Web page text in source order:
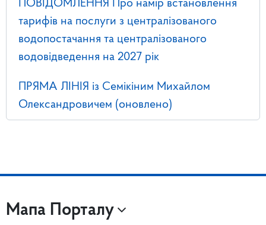
ПОВІДОМЛЕННЯ Про намір встановлення
тарифів на послуги з централізованого
водопостачання та централізованого
водовідведення на 2027 рік
ПРЯМА ЛІНІЯ із Семікіним Михайлом
Олександровичем (оновлено)
Мапа Порталу